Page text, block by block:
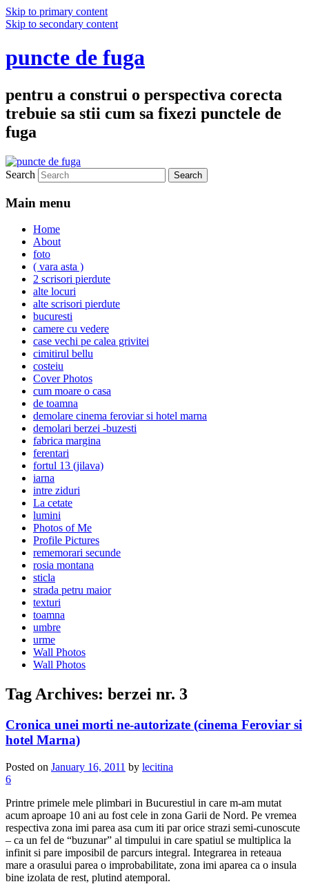
Skip to primary content
Skip to secondary content
puncte de fuga
pentru a construi o perspectiva corecta
trebuie sa stii cum sa fixezi punctele de
fuga
Search
Main menu
Home
About
foto
( vara asta )
2 scrisori pierdute
alte locuri
alte scrisori pierdute
bucuresti
camere cu vedere
case vechi pe calea grivitei
cimitirul bellu
costeiu
Cover Photos
cum moare o casa
de toamna
demolare cinema feroviar si hotel marna
demolari berzei -buzesti
fabrica margina
ferentari
fortul 13 (jilava)
iarna
intre ziduri
La cetate
lumini
Photos of Me
Profile Pictures
rememorari secunde
rosia montana
sticla
strada petru maior
texturi
toamna
umbre
urme
Wall Photos
Wall Photos
Tag Archives: berzei nr. 3
Cronica unei morti ne-autorizate (cinema Feroviar si
hotel Marna)
Posted on January 16, 2011 by lecitina
6
Printre primele mele plimbari in Bucurestiul in care m-am mutat
acum aproape 10 ani au fost cele in zona Garii de Nord. Pe vremea
respectiva zona imi parea asa cum iti par orice strazi semi-cunoscute
– ca un fel de “buzunar” al timpului in care spatiul se multiplica la
infinit si pare imposibil de parcurs integral. Integrarea in reteaua
mare a orasului parea o improbabilitate, zona imi aparea ca o insula
bine izolata de rest, plutind atemporal.